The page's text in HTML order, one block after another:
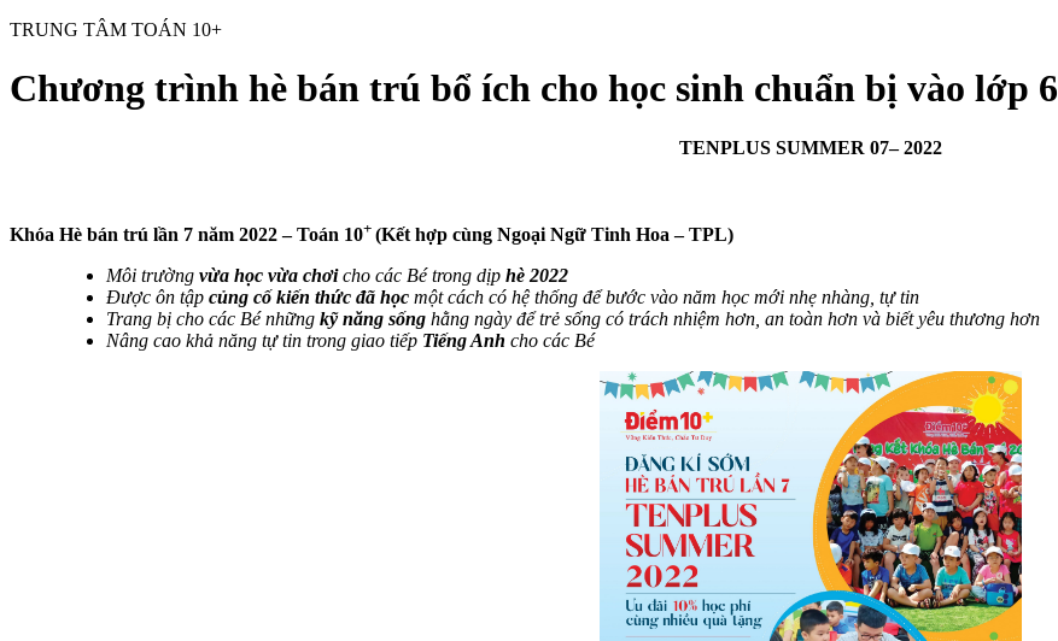
TRUNG TÂM TOÁN 10+
Chương trình hè bán trú bổ ích cho học sinh chuẩn bị vào lớp 6
TENPLUS SUMMER 07– 2022
Khóa Hè bán trú lần 7 năm 2022 – Toán 10+ (Kết hợp cùng Ngoại Ngữ Tinh Hoa – TPL)
Môi trường vừa học vừa chơicho các Bé trong dịp hè 2022
Được ôn tập củng cố kiến thức đã học một cách có hệ thống để bước vào năm học mới nhẹ nhàng, tự tin
Trang bị cho các Bé những kỹ năng sống hằng ngày để trẻ sống có trách nhiệm hơn, an toàn hơn và biết yêu thương hơn
Nâng cao khả năng tự tin trong giao tiếp Tiếng Anh cho các Bé